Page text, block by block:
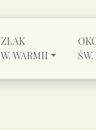
WARMII